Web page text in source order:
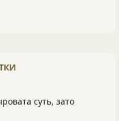
суть, зато